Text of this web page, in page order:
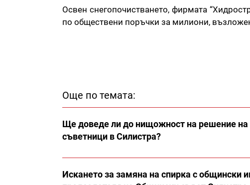
Освен снегопочистването, фирмата
по обществени поръчки за милиони,
Още по темата:
Ще доведе ли до нищожност на решение на
съветници в Силистра?
Искането за замяна на спирка с общински